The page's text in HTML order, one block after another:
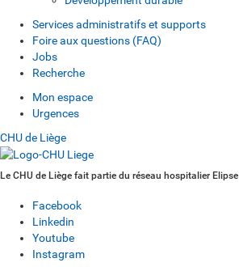
Services administratifs et supports
Foire aux questions (FAQ)
Jobs
Recherche
Mon espace
Urgences
CHU de Liège
Le CHU de Liège fait partie du réseau hospitalier Elipse
Facebook
Linkedin
Youtube
Instagram